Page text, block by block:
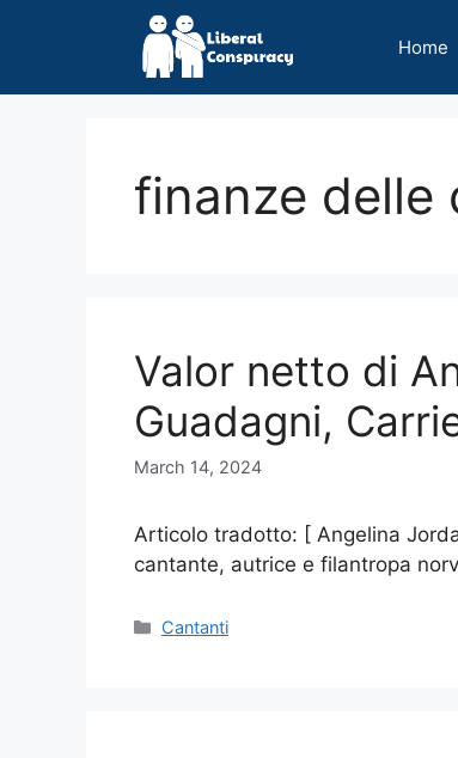
Home
finanze delle
Valor netto di
Guadagni,
March 14, 2024
Articolo tradotto: [ Angelina
cantante, autrice e filantropa
Categories
Cantanti